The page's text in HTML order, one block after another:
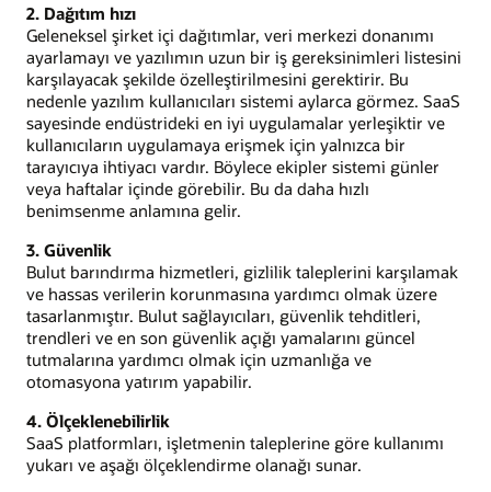
2. Dağıtım hızı
Geleneksel şirket içi dağıtımlar, veri merkezi donanımı
ayarlamayı ve yazılımın uzun bir iş gereksinimleri listesini
karşılayacak şekilde özelleştirilmesini gerektirir. Bu
nedenle yazılım kullanıcıları sistemi aylarca görmez. SaaS
sayesinde endüstrideki en iyi uygulamalar yerleşiktir ve
kullanıcıların uygulamaya erişmek için yalnızca bir
tarayıcıya ihtiyacı vardır. Böylece ekipler sistemi günler
veya haftalar içinde görebilir. Bu da daha hızlı
benimsenme anlamına gelir.
3. Güvenlik
Bulut barındırma hizmetleri, gizlilik taleplerini karşılamak
ve hassas verilerin korunmasına yardımcı olmak üzere
tasarlanmıştır. Bulut sağlayıcıları, güvenlik tehditleri,
trendleri ve en son güvenlik açığı yamalarını güncel
tutmalarına yardımcı olmak için uzmanlığa ve
otomasyona yatırım yapabilir.
4. Ölçeklenebilirlik
SaaS platformları, işletmenin taleplerine göre kullanımı
yukarı ve aşağı ölçeklendirme olanağı sunar.